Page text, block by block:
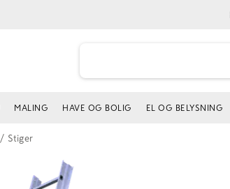
MALING HAVE OG BOLIG EL OG BELYSNING
/ Stiger